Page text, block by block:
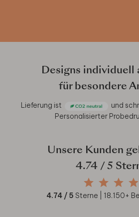
Designs individuell
für besondere
Lieferung ist und
Personalisierter
Unsere Kunden
4.74/ 5
4.74 / 5 Sterne | 18.150+